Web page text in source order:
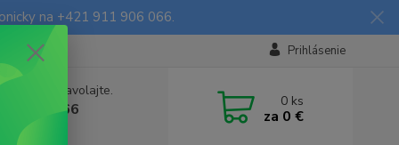
na +421 911 906 066.
Prihlásenie
si rady? Zavolajte.
9-16 hod.)
0 ks
za 0 €